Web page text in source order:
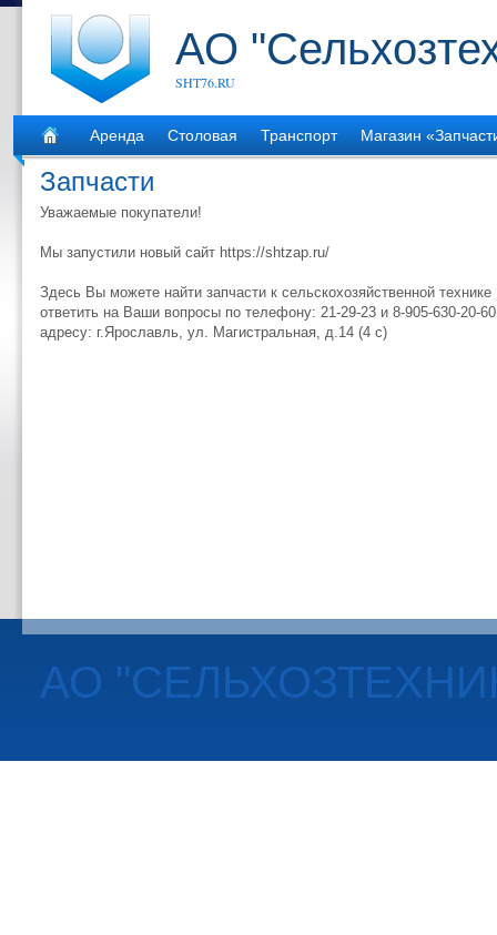
АО
SHT76.RU
Аренда Столовая Транспорт Магазин
Запчасти
Уважаемые покупатели!
Мы запустили новый сайт https://shtzap.ru/
Здесь Вы можете найти запчасти к сельскохозяйственной
ответить на Ваши вопросы по телефону: 21-29-23 и 8-905-630-20-
адресу: г.Ярославль, ул. Магистральная, д.14 (4 с)
АО